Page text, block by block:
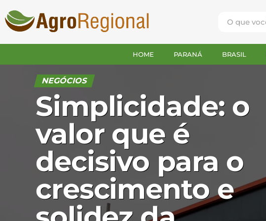
HOME PARANÁ BRASIL
NEGÓCIOS
Simplicidade: o
valor que é
decisivo para o
crescimento e